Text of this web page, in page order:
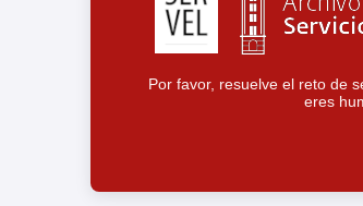
Por favor, resuelve el reto de
eres